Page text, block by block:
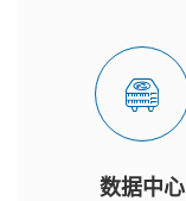
数据中心